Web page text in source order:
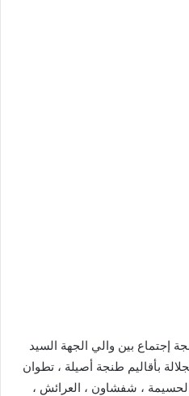
إجتماع بين والي الجهة السيد
بأقاليم طنجة أصيلة ، تطوان
، شفشاون ، العرائش ،